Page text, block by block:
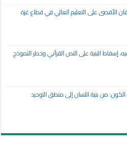
الأقصى على التعليم العالي في قطاع غزة
إسقاط البنية على النص القرآني وخطر النموذج
من بنية اللسان إلى منطق التوحيد